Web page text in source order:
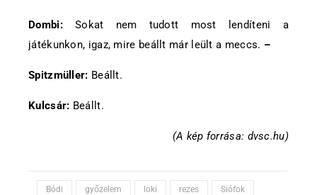
Dombi: Sokat nem tudott most lendíteni a
játékunkon, igaz, mire beállt már leült a meccs. –
Spitzmüller: Beállt.
Kulcsár: Beállt.
(A kép forrása: dvsc.hu)
Bódi győzelem loki rezes Siófok